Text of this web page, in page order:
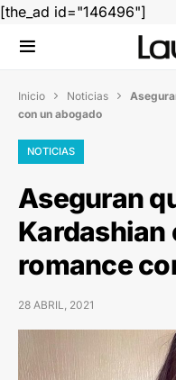
[the_ad id="146496"]
Inicio  Noticias 
con un abogado
NOTICIAS
Aseguran
Kardashian
romance
28 ABRIL, 2021